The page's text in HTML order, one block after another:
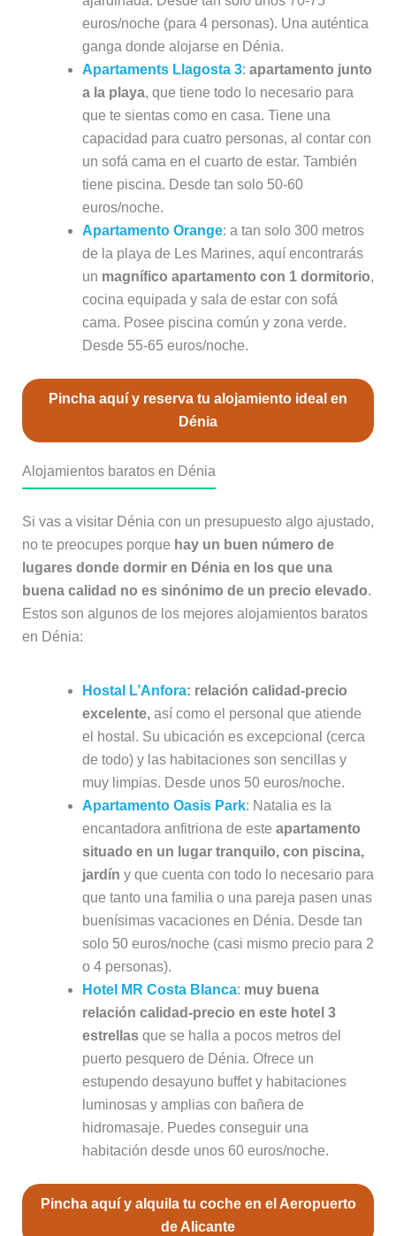
euros/noche (para 4 personas). Una auténtica
ganga donde alojarse en Dénia.
Apartaments Llagosta 3: apartamento junto
a la playa, que tiene todo lo necesario para
que te sientas como en casa. Tiene una
capacidad para cuatro personas, al contar con
un sofá cama en el cuarto de estar. También
tiene piscina. Desde tan solo 50-60
euros/noche.
Apartamento Orange: a tan solo 300 metros
de la playa de Les Marines, aquí encontrarás
un magnífico apartamento con 1 dormitorio,
cocina equipada y sala de estar con sofá
cama. Posee piscina común y zona verde.
Desde 55-65 euros/noche.
Pincha aquí y reserva tu alojamiento ideal en
Dénia
Alojamientos baratos en Dénia
Si vas a visitar Dénia con un presupuesto algo ajustado,
no te preocupes porque hay un buen número de
lugares donde dormir en Dénia en los que una
buena calidad no es sinónimo de un precio elevado.
Estos son algunos de los mejores alojamientos baratos
en Dénia:
Hostal L’Anfora: relación calidad-precio
excelente,así como el personal que atiende
el hostal. Su ubicación es excepcional (cerca
de todo) y las habitaciones son sencillas y
muy limpias. Desde unos 50 euros/noche.
Apartamento Oasis Park: Natalia es la
encantadora anfitriona de este apartamento
situado en un lugar tranquilo, con piscina,
jardín y que cuenta con todo lo necesario para
que tanto una familia o una pareja pasen unas
buenísimas vacaciones en Dénia. Desde tan
solo 50 euros/noche (casi mismo precio para 2
o 4 personas).
Hotel MR Costa Blanca: muy buena
relación calidad-precio en este hotel 3
estrellasque se halla a pocos metros del
puerto pesquero de Dénia. Ofrece un
estupendo desayuno buffet y habitaciones
luminosas y amplias con bañera de
hidromasaje. Puedes conseguir una
habitación desde unos 60 euros/noche.
Pincha aquí y alquila tu coche en el Aeropuerto
de Alicante